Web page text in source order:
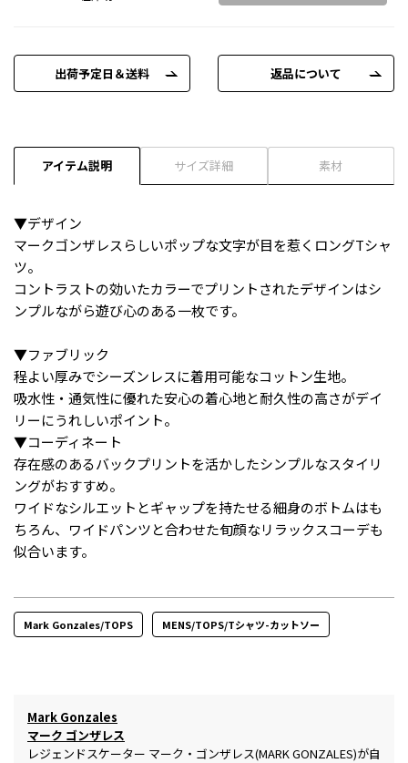
出荷予定日＆送料 返品について
アイテム説明 サイズ詳細 素材
▼デザイン
マークゴンザレスらしいポップな文字が目を惹くロングTシャ
ツ。
コントラストの効いたカラーでプリントされたデザインはシ
ンプルながら遊び心のある一枚です。
▼ファブリック
程よい厚みでシーズンレスに着用可能なコットン生地。
吸水性・通気性に優れた安心の着心地と耐久性の高さがデイ
リーにうれしいポイント。
▼コーディネート
存在感のあるバックプリントを活かしたシンプルなスタイリ
ングがおすすめ。
ワイドなシルエットとギャップを持たせる細身のボトムはも
ちろん、ワイドパンツと合わせた旬顔なリラックスコーデも
似合います。
Mark Gonzales/TOPS MENS/TOPS/Tシャツ-カットソー
Mark Gonzales
マーク ゴンザレス
レジェンドスケーター マーク・ゴンザレス(MARK GONZALES)が自